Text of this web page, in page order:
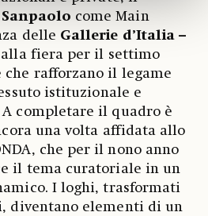
come Main
delle Gallerie d’Italia –
fiera per il settimo
che rafforzano il legame
istituzionale e
completare il quadro è
una volta affidata allo
che per il nono anno
il tema curatoriale in un
I loghi, trasformati
diventano elementi di un